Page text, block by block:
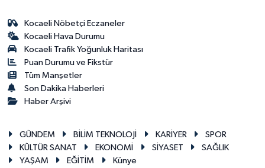
Kocaeli Nöbetçi Eczaneler
Kocaeli Hava Durumu
Kocaeli Trafik Yoğunluk Haritası
Puan Durumu ve Fikstür
Tüm Manşetler
Son Dakika Haberleri
Haber Arşivi
GÜNDEM BİLİM TEKNOLOJİ KARİYER
SPOR
KÜLTÜR SANAT
EKONOMİ SİYASET
SAĞLIK
YAŞAM
EĞİTİM Künye